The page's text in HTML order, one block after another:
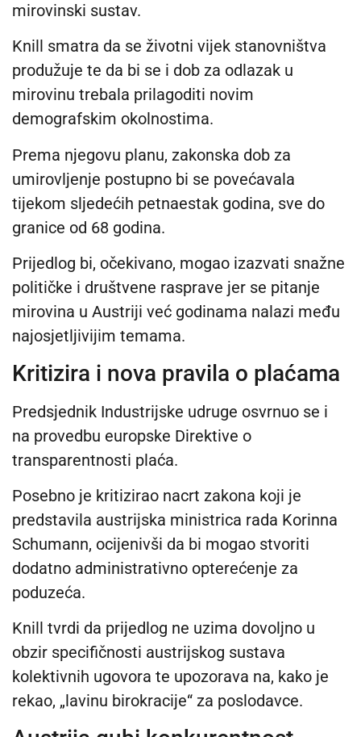
mirovinski sustav.
Knill smatra da se životni vijek stanovništva
produžuje te da bi se i dob za odlazak u
mirovinu trebala prilagoditi novim
demografskim okolnostima.
Prema njegovu planu, zakonska dob za
umirovljenje postupno bi se povećavala
tijekom sljedećih petnaestak godina, sve do
granice od 68 godina.
Prijedlog bi, očekivano, mogao izazvati snažne
političke i društvene rasprave jer se pitanje
mirovina u Austriji već godinama nalazi među
najosjetljivijim temama.
Kritizira i nova pravila o plaćama
Predsjednik Industrijske udruge osvrnuo se i
na provedbu europske Direktive o
transparentnosti plaća.
Posebno je kritizirao nacrt zakona koji je
predstavila austrijska ministrica rada Korinna
Schumann, ocijenivši da bi mogao stvoriti
dodatno administrativno opterećenje za
poduzeća.
Knill tvrdi da prijedlog ne uzima dovoljno u
obzir specifičnosti austrijskog sustava
kolektivnih ugovora te upozorava na, kako je
rekao, „lavinu birokracije“ za poslodavce.